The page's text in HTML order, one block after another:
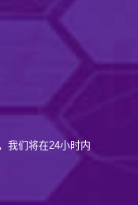
我们将在24小时内